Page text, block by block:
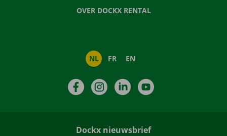
OVER DOCKX RENTAL
NL FR EN
FacebookInstagramLinkedIn
Dockx nieuwsbrief